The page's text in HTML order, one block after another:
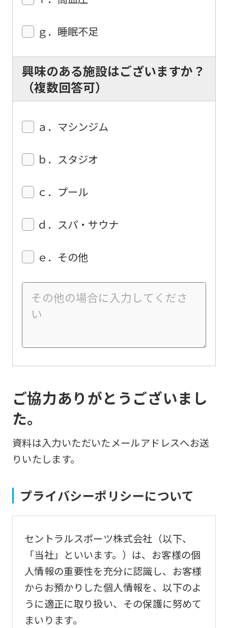
ｇ．睡眠不足
興味のある施設はございますか？
（複数回答可）
ａ．マシンジム
ｂ．スタジオ
ｃ．プール
ｄ．スパ・サウナ
ｅ．その他
ご協力ありがとうございまし
た。
資料は入力いただいたメールアドレスへお送
りいたします。
プライバシーポリシーについて
セントラルスポーツ株式会社（以下、
「当社」といいます。）は、お客様の個
人情報の重要性を充分に認識し、お客様
からお預かりした個人情報を、以下のよ
うに適正に取り扱い、その保護に努めて
まいります。